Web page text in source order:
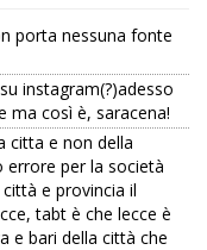
porta nessuna fonte
instagram(?)adesso
ma così è, saracena!
citta e non della
per la società
e provincia il
tabt è che lecce è
e bari della città che